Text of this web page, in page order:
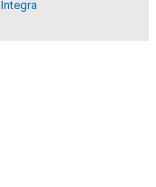
Integra